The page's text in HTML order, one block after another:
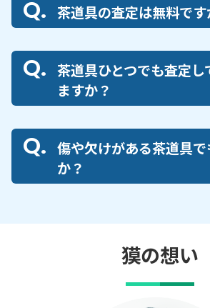
茶道具の査定は無料です
茶道具ひとつでも査定し
ますか？
傷や欠けがある茶道具
か？
獏の想い